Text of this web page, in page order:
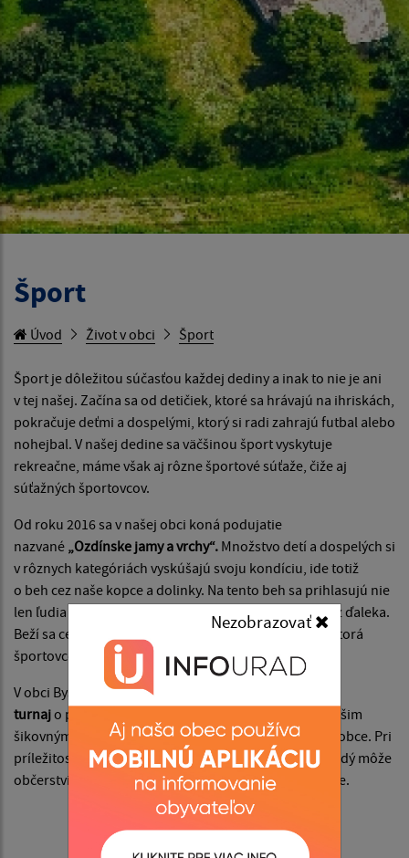
Nezobrazovať
Šport
Úvod Život v obci Šport
Šport je dôležitou súčasťou každej dediny a inak to nie je ani
v tej našej. Začína sa od detičiek, ktoré sa hrávajú na ihriskách,
pokračuje deťmi a dospelými, ktorý si radi zahrajú futbal alebo
nohejbal. V našej dedine sa väčšinou šport vyskytuje
rekreačne, máme však aj rôzne športové súťaže, čiže aj
súťažných športovcov.
Od roku 2016 sa v našej obci koná podujatie
nazvané „Ozdínske jamy a vrchy“. Množstvo detí a dospelých si
v rôznych kategóriách vyskúšajú svoju kondíciu, ide totiž
o beh cez naše kopce a dolinky. Na tento beh sa prihlasujú nie
len ľudia z našej dedinky, avšak chodia aj návštevníci z ďaleka.
Beží sa cez náročný terén, ale aj cez krásnu prírodu, ktorá
športovcom razom všetko vykompenzuje.
V obci Bystrička sa každoročne koná
turnajo pohár starostu obce Ozdín, ktorý sa vďaka našim
šikovným chlapcom len málokedy ocitne mimo našej obce. Pri
príležitosti turnaja sa varí guľáš, v pohostinstve sa každý môže
občerstviť a potom sa stačí už len pozerať a držať palce.